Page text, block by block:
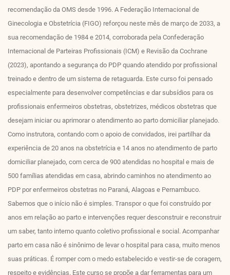
recomendação da OMS desde 1996. A Federação Internacional de
Ginecologia e Obstetrícia (FIGO) reforçou neste mês de março de 2033, a
sua recomendação de 1984 e 2014, corroborada pela Confederação
Internacional de Parteiras Profissionais (ICM) e Revisão da Cochrane
(2023), apontando a segurança do PDP quando atendido por profissional
treinado e dentro de um sistema de retaguarda. Este curso foi pensado
especialmente para desenvolver competências e dar subsídios para os
profissionais enfermeiros obstetras, obstetrizes, médicos obstetras que
desejam iniciar ou aprimorar o atendimento ao parto domiciliar planejado.
Como instrutora, contando com o apoio de convidados, irei partilhar da
experiência de 20 anos na obstetrícia e 14 anos no atendimento de parto
domiciliar planejado, com cerca de 900 atendidas no hospital e mais de
500 famílias atendidas em casa, abrindo caminhos no atendimento ao
PDP por enfermeiros obstetras no Paraná, Alagoas e Pernambuco.
Sabemos que o início não é simples. Transpor o que foi construído por
anos em relação ao parto e intervenções requer desconstruir e reconstruir
um saber, tanto interno quanto coletivo profissional e social. Acompanhar
parto em casa não é sinônimo de levar o hospital para casa, muito menos
suas práticas. É romper com o medo estabelecido e vestir-se de coragem,
respeito e evidências. Este curso se propõe a dar ferramentas para um